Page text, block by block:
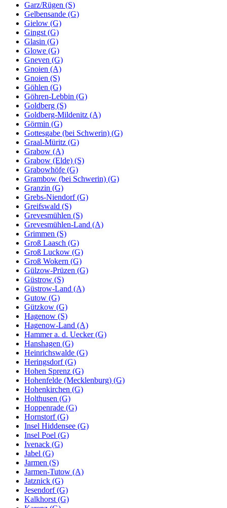
Garz/Rügen (S)
Gelbensande (G)
Gielow (G)
Gingst (G)
Glasin (G)
Glowe (G)
Gneven (G)
Gnoien (A)
Gnoien (S)
Göhlen (G)
Göhren-Lebbin (G)
Goldberg (S)
Goldberg-Mildenitz (A)
Görmin (G)
Gottesgabe (bei Schwerin) (G)
Graal-Müritz (G)
Grabow (A)
Grabow (Elde) (S)
Grabowhöfe (G)
Grambow (bei Schwerin) (G)
Granzin (G)
Grebs-Niendorf (G)
Greifswald (S)
Grevesmühlen (S)
Grevesmühlen-Land (A)
Grimmen (S)
Groß Laasch (G)
Groß Luckow (G)
Groß Wokern (G)
Gülzow-Prüzen (G)
Güstrow (S)
Güstrow-Land (A)
Gutow (G)
Gützkow (G)
Hagenow (S)
Hagenow-Land (A)
Hammer a. d. Uecker (G)
Hanshagen (G)
Heinrichswalde (G)
Heringsdorf (G)
Hohen Sprenz (G)
Hohenfelde (Mecklenburg) (G)
Hohenkirchen (G)
Holthusen (G)
Hoppenrade (G)
Hornstorf (G)
Insel Hiddensee (G)
Insel Poel (G)
Ivenack (G)
Jabel (G)
Jarmen (S)
Jarmen-Tutow (A)
Jatznick (G)
Jesendorf (G)
Kalkhorst (G)